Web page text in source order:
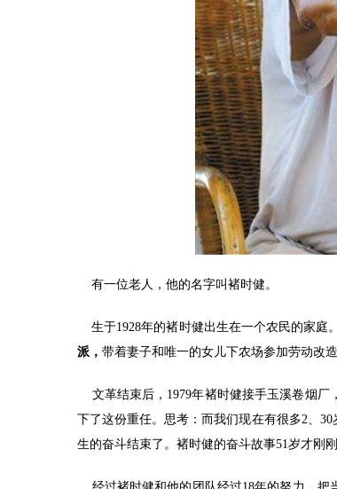
有一位老人，他的名字叫褚时健。
生于1928年的褚时健出生在一个农民的家庭
派， 带着妻子和唯一的女儿下农场参加劳动改造
文革结束后，1979年褚时健接手玉溪卷烟厂
下了这份重任。思考：而我们现在有很多2、
生的奋斗结束了。褚时健的奋斗故事51岁才刚刚